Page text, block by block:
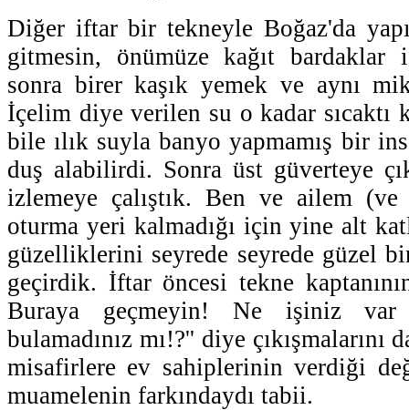
Diğer iftar bir tekneyle Boğaz'da
gitmesin, önümüze kağıt bardaklar
sonra birer kaşık yemek ve aynı
İçelim diye verilen su o kadar sıcaktı
bile ılık suyla banyo yapmamış bir
duş alabilirdi. Sonra üst güverteye
izlemeye çalıştık. Ben ve ailem
oturma yeri kalmadığı için yine alt
güzelliklerini seyrede seyrede güzel
geçirdik. İftar öncesi tekne
Buraya geçmeyin! Ne işiniz var
bulamadınız mı!?'' diye çıkışmalarını
misafirlere ev sahiplerinin verdiği
muamelenin farkındaydı tabii.